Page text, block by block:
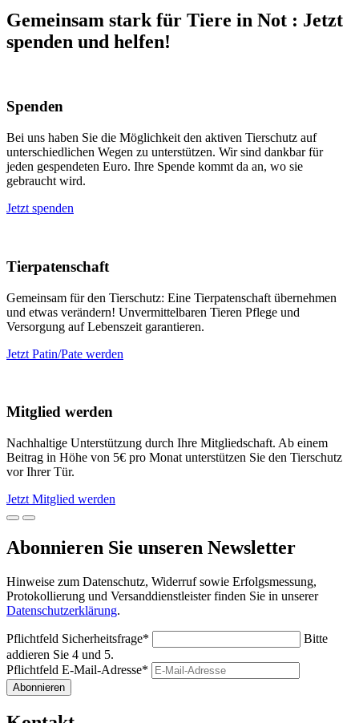
Gemeinsam stark für Tiere in Not : Jetzt
spenden und helfen!
Spenden
Bei uns haben Sie die Möglichkeit den aktiven Tierschutz auf
unterschiedlichen Wegen zu unterstützen. Wir sind dankbar für
jeden gespendeten Euro. Ihre Spende kommt da an, wo sie
gebraucht wird.
Jetzt spenden
Tierpatenschaft
Gemeinsam für den Tierschutz: Eine Tierpatenschaft übernehmen
und etwas verändern! Unvermittelbaren Tieren Pflege und
Versorgung auf Lebenszeit garantieren.
Jetzt Patin/Pate werden
Mitglied werden
Nachhaltige Unterstützung durch Ihre Mitgliedschaft. Ab einem
Beitrag in Höhe von 5€ pro Monat unterstützen Sie den Tierschutz
vor Ihrer Tür.
Jetzt Mitglied werden
Abonnieren Sie unseren Newsletter
Hinweise zum Datenschutz, Widerruf sowie Erfolgsmessung,
Protokollierung und Versanddienstleister finden Sie in unserer
Datenschutzerklärung.
Pflichtfeld Sicherheitsfrage*
Bitte
addieren Sie 4 und 5.
Pflichtfeld E-Mail-Adresse*
Abonnieren